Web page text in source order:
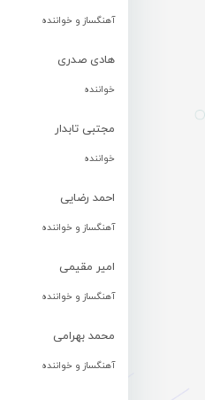
آهنگساز و خواننده
هادی صدری
خواننده
مجتبی تابدار
خواننده
احمد رضایی
آهنگساز و خواننده
امیر مقیمی
آهنگساز و خواننده
محمد بهرامی
آهنگساز و خواننده